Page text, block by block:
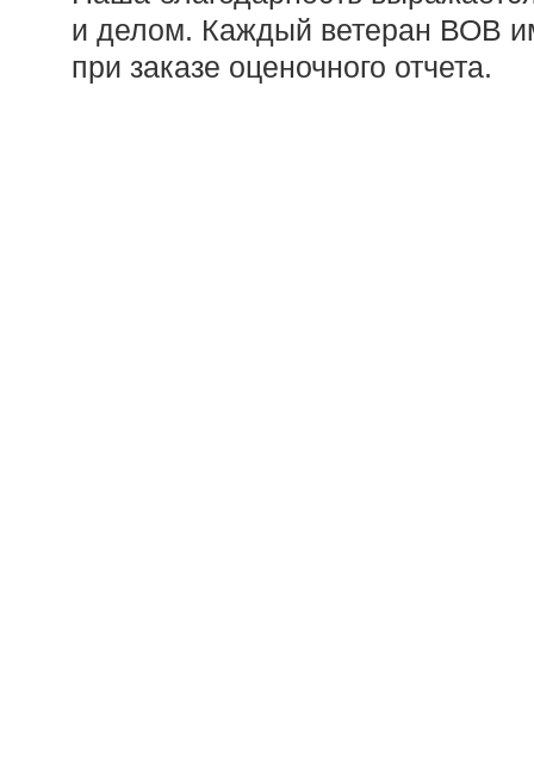
и делом. Каждый ветеран ВОВ
при заказе оценочного отчета.